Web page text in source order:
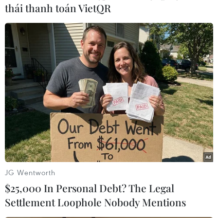
#con tin #tài chính #kiểm tra sức khỏe
#bắt cóc
#tiền chuộc
Nigeria
Theo dõi VietnamPlus
TIN LIÊN QUAN
thái thanh toán VietQR
JG Wentworth
$25,000 In Personal Debt? The Legal
Settlement Loophole Nobody Mentions